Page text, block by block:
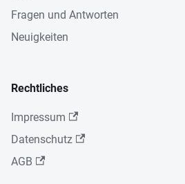
Fragen und Antworten
Neuigkeiten
Rechtliches
Impressum
Datenschutz
AGB